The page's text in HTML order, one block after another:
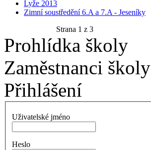
Lyže 2013
Zimní soustředění 6.A a 7.A - Jeseníky
Strana 1 z 3
Prohlídka školy
Zaměstnanci školy
Přihlášení
Uživatelské jméno
Heslo